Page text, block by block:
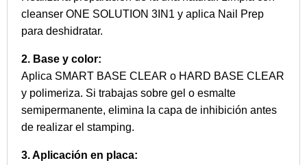
cleanser ONE SOLUTION 3IN1 y aplica Nail Prep
para deshidratar.
2. Base y color:
Aplica SMART BASE CLEAR o HARD BASE CLEAR
y polimeriza. Si trabajas sobre gel o esmalte
semipermanente, elimina la capa de inhibición antes
de realizar el stamping.
3. Aplicación en placa: